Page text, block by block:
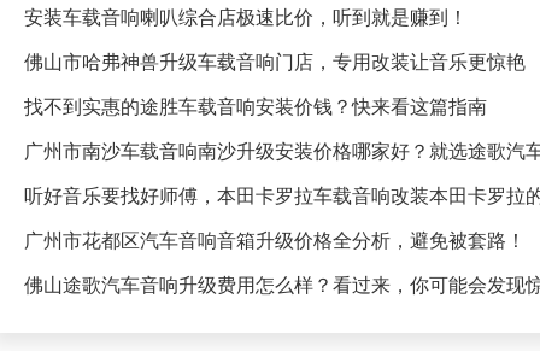
安装车载音响喇叭综合店极速比价，听到就是赚到！
佛山市哈弗神兽升级车载音响门店，专用改装让音乐更惊艳
找不到实惠的途胜车载音响安装价钱？快来看这篇指南
广州市南沙车载音响南沙升级安装价格哪家好？就选途歌汽
听好音乐要找好师傅，本田卡罗拉车载音响改装本田卡罗拉
广州市花都区汽车音响音箱升级价格全分析，避免被套路！
佛山途歌汽车音响升级费用怎么样？看过来，你可能会发现